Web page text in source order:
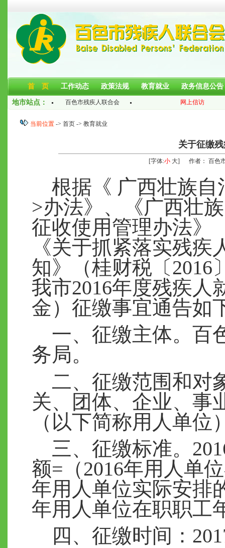
首 页 工作动态 政策法规 教育就业 政务信息公告
地市站点： 百色市残疾人联合会 网上信访
当前位置 -> 首页 -> 教育就业
关于征缴
[字体:小 大] 作者： 百色市
根据《 广西壮族自
>办法》、《广西壮
征收使用管理办法》
《关于抓紧落实残
知》（桂财税〔2016
我市2016年度残疾人
金）征缴事宜通告如
一、征缴主体。 百
务局。
二、征缴范围和对
关、团体、企业、事
（以下简称用人单位
三、征缴标准。
额=（2016年用人单
年用人单位实际安排
年用人单位在职职工
四、征缴时间：